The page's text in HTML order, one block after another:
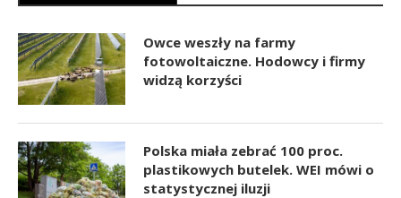
Owce weszły na farmy
fotowoltaiczne. Hodowcy i firmy
widzą korzyści
Polska miała zebrać 100 proc.
plastikowych butelek. WEI mówi o
statystycznej iluzji